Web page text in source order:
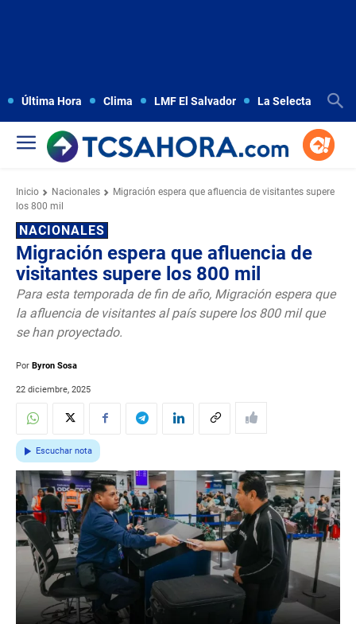
Última Hora Clima LMF El Salvador La Selecta
Inicio Nacionales
Migración espera que afluencia de visitantes supere
los 800 mil
NACIONALES
Migración espera que afluencia de
visitantes supere los 800 mil
Para esta temporada de fin de año, Migración espera que
la afluencia de visitantes al país supere los 800 mil que
se han proyectado.
Por Byron Sosa
22 diciembre, 2025
Escuchar nota